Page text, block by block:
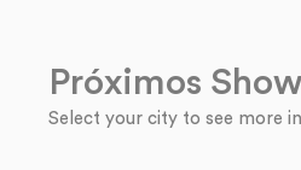
Próximos
Select your city to see more